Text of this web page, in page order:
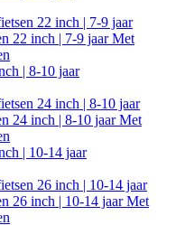
22 inch | 7-9 jaar
22 inch | 7-9 jaar Met
| 8-10 jaar
24 inch | 8-10 jaar
24 inch | 8-10 jaar Met
| 10-14 jaar
26 inch | 10-14 jaar
26 inch | 10-14 jaar Met